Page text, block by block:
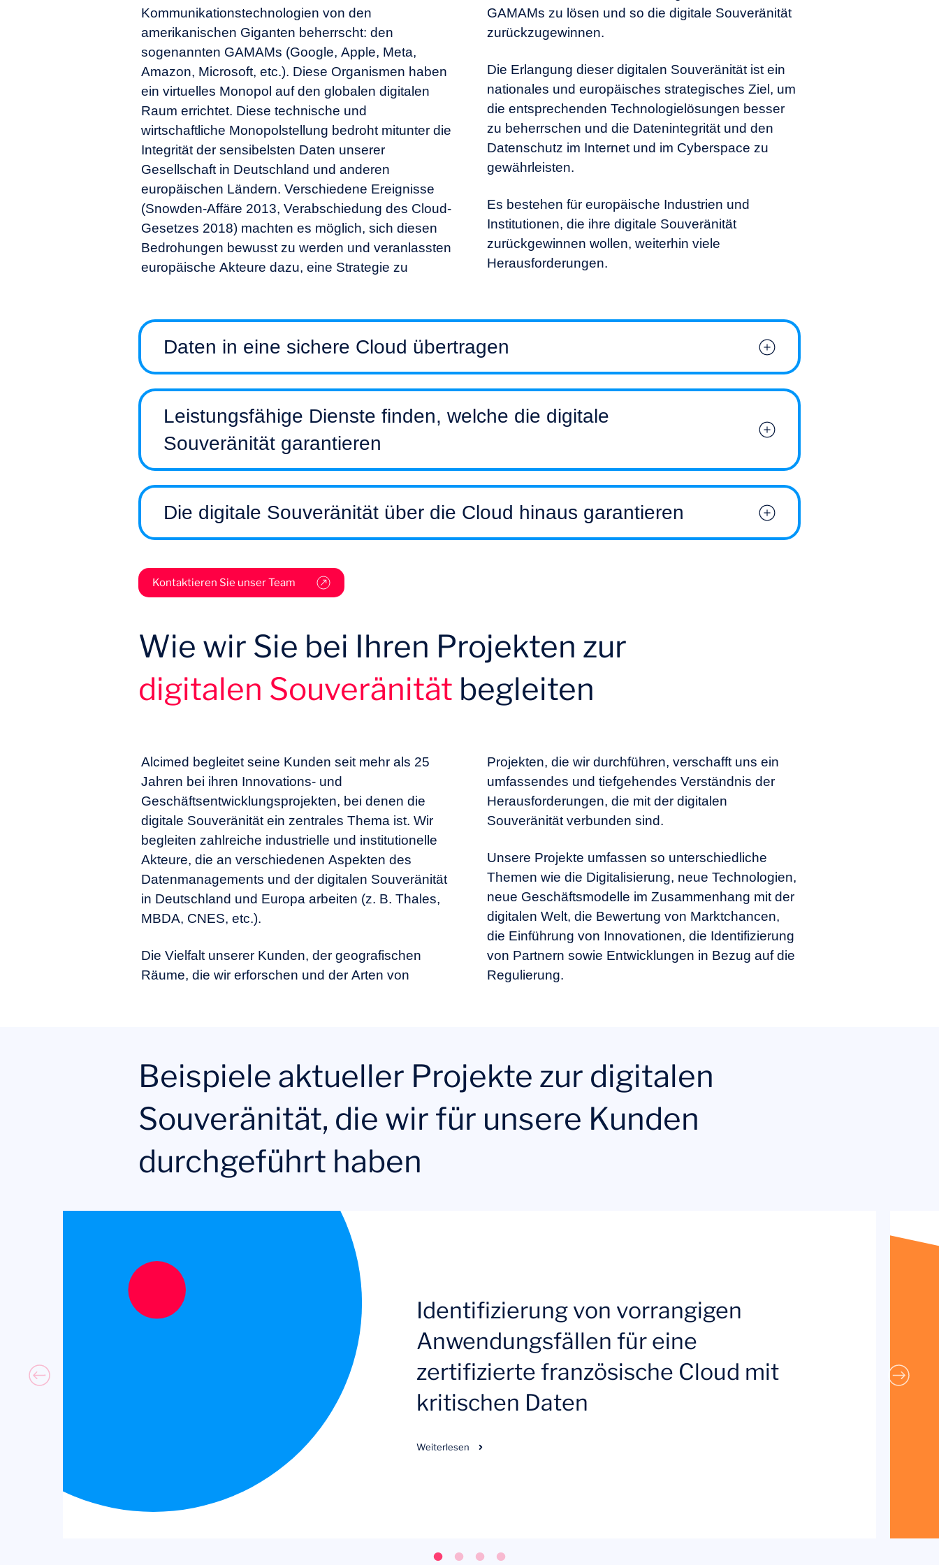
Kommunikationstechnologien von den
amerikanischen Giganten beherrscht: den
sogenannten GAMAMs (Google, Apple, Meta,
Amazon, Microsoft, etc.). Diese Organismen haben
ein virtuelles Monopol auf den globalen digitalen
Raum errichtet. Diese technische und
wirtschaftliche Monopolstellung bedroht mitunter die
Integrität der sensibelsten Daten unserer
Gesellschaft in Deutschland und anderen
europäischen Ländern. Verschiedene Ereignisse
(Snowden-Affäre 2013, Verabschiedung des Cloud-
Gesetzes 2018) machten es möglich, sich diesen
Bedrohungen bewusst zu werden und veranlassten
europäische Akteure dazu, eine Strategie zu
GAMAMs zu lösen und so die digitale Souveränität
zurückzugewinnen.
Die Erlangung dieser digitalen Souveränität ist ein
nationales und europäisches strategisches Ziel, um
die entsprechenden Technologielösungen besser
zu beherrschen und die Datenintegrität und den
Datenschutz im Internet und im Cyberspace zu
gewährleisten.
Es bestehen für europäische Industrien und
Institutionen, die ihre digitale Souveränität
zurückgewinnen wollen, weiterhin viele
Herausforderungen.
Daten in eine sichere Cloud übertragen
Welche Möglichkeiten gibt es heute, in der Cloud zu arbeiten und dabei die Kontrolle über die eigenen
digitalen Daten zu behalten? Welchen Markt gibt es für SecNumCloud-Plattformen? Was ist der Stand der
Technik bei diesen Plattformen?
Leistungsfähige Dienste finden, welche die digitale
Souveränität garantieren
Welche konkreten Auswirkungen hat die Nutzung einer europäischen gegenüber einer amerikanischen
Cloud-Lösung? Welche Abwägungen müssen zwischen digitaler Souveränität und Leistung getroffen
werden? Welche künftigen Lösungen müssen in Betracht gezogen werden, um allen Anforderungen
gerecht zu werden?
Die digitale Souveränität über die Cloud hinaus garantieren
Kontaktieren Sie unser Team
Wie wir Sie bei Ihren Projekten zur
digitalen Souveränität begleiten
Alcimed begleitet seine Kunden seit mehr als 25
Jahren bei ihren Innovations- und
Geschäftsentwicklungsprojekten, bei denen die
digitale Souveränität ein zentrales Thema ist. Wir
begleiten zahlreiche industrielle und institutionelle
Akteure, die an verschiedenen Aspekten des
Datenmanagements und der digitalen Souveränität
in Deutschland und Europa arbeiten (z. B. Thales,
MBDA, CNES, etc.).
Die Vielfalt unserer Kunden, der geografischen
Räume, die wir erforschen und der Arten von
Projekten, die wir durchführen, verschafft uns ein
umfassendes und tiefgehendes Verständnis der
Herausforderungen, die mit der digitalen
Souveränität verbunden sind.
Unsere Projekte umfassen so unterschiedliche
Themen wie die Digitalisierung, neue Technologien,
neue Geschäftsmodelle im Zusammenhang mit der
digitalen Welt, die Bewertung von Marktchancen,
die Einführung von Innovationen, die Identifizierung
von Partnern sowie Entwicklungen in Bezug auf die
Regulierung.
Beispiele aktueller Projekte zur digitalen
Souveränität, die wir für unsere Kunden
durchgeführt haben
Identifizierung von vorrangigen
Anwendungsfällen für eine
zertifizierte französische Cloud mit
kritischen Daten
Weiterlesen